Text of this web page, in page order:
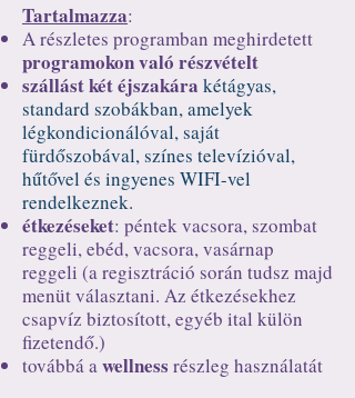
Tartalmazza:
A részletes programban meghirdetett
programokon való részvételt
szállást két éjszakára kétágyas,
standard szobákban, amelyek
légkondicionálóval, saját
fürdőszobával, színes televízióval,
hűtővel és ingyenes WIFI-vel
rendelkeznek.
étkezéseket: péntek vacsora, szombat
reggeli, ebéd, vacsora, vasárnap
reggeli (a regisztráció során tudsz majd
menüt választani. Az étkezésekhez
csapvíz biztosított, egyéb ital külön
fizetendő.)
továbbá awellness részleg használatát